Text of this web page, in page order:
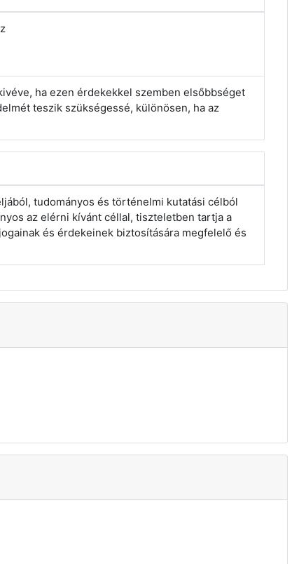
ha ezen érdekekkel szemben elsőbbséget
teszik szükségessé, különösen, ha az
tudományos és történelmi kutatási célból
az elérni kívánt céllal, tiszteletben tartja a
és érdekeinek biztosítására megfelelő és